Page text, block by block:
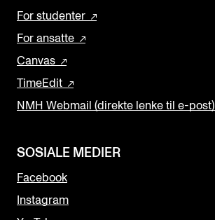
For studenter
For ansatte
Canvas
TimeEdit
NMH Webmail (direkte lenke til e-post)
SOSIALE MEDIER
Facebook
Instagram